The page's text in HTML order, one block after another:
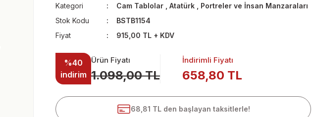
Kategori Cam Tablolar ,Atatürk
Portreler ve İnsan Manzaraları
Stok Kodu
BSTB1154
Fiyat
915,00 TL + KDV
%40
indirim
Ürün Fiyatı
1.098,00 TL
İndirimli Fiyatı
658,80 TL
68,81 TL den başlayan taksitlerle!